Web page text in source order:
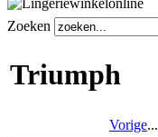
Zoeken
Triumph
Vorige...